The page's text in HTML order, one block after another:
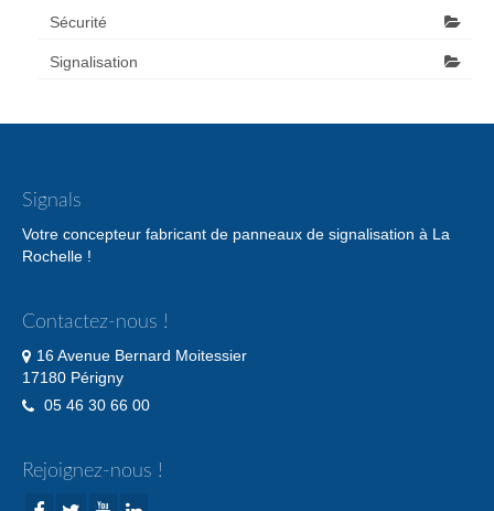
Sécurité
Signalisation
Signals
Votre concepteur fabricant de panneaux de signalisation à La
Rochelle !
Contactez-nous !
16 Avenue Bernard Moitessier
17180 Périgny
05 46 30 66 00
Rejoignez-nous !